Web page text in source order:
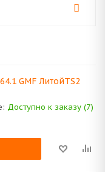
GMF ЛитойTS2
Доступно к заказу (7)